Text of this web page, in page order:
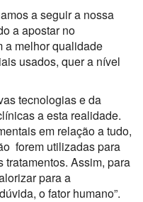
a seguir a nossa
a apostar no
a melhor qualidade
usados, quer a nível
tecnologias e da
a esta realidade.
em relação a tudo,
forem utilizadas para
Assim, para
para a
dúvida, o fator humano”.